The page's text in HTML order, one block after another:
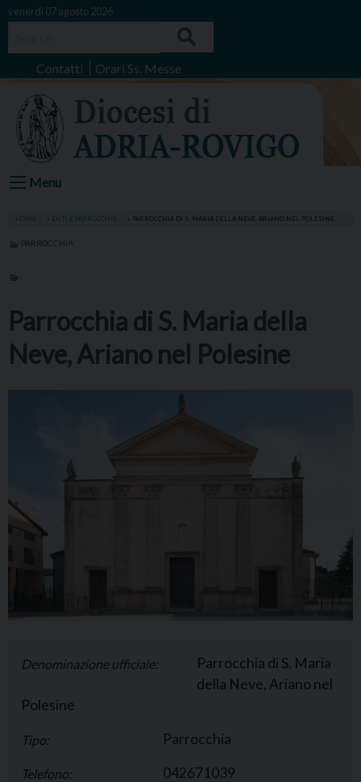
Skip
venerdì 07 agosto 2026
Contatti Orari Ss. Messe
Menu
HOME ENTI E PARROCCHIE PARROCCHIA DI S. MARIA DELLA NEVE, ARIANO NEL POLESINE
PARROCCHIA
Parrocchia di S. Maria della
Neve, Ariano nel Polesine
Denominazione ufficiale:
Parrocchia di S. Maria
della Neve, Ariano nel
Polesine
Tipo: Parrocchia
Telefono: 042671039